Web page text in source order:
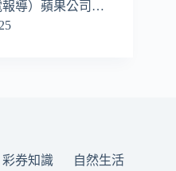
報導）蘋果公司…
彩券知識 自然生活